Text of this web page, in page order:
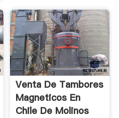
Venta De Tambores
Magneticos En
Chile De Molinos